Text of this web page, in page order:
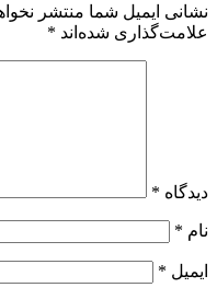
نشانی ایمیل شما منتشر
علامت‌گذاری شده‌اند *
دیدگاه *
نام *
ایمیل *